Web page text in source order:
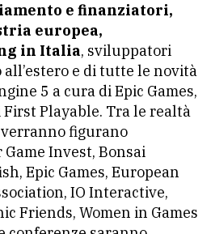
e finanziatori,
europea,
in Italia, sviluppatori
e di tutte le novità
5 a cura di Epic Games,
Playable. Tra le realtà
figurano
Invest, Bonsai
Epic Games, European
IO Interactive,
Friends, Women in Games